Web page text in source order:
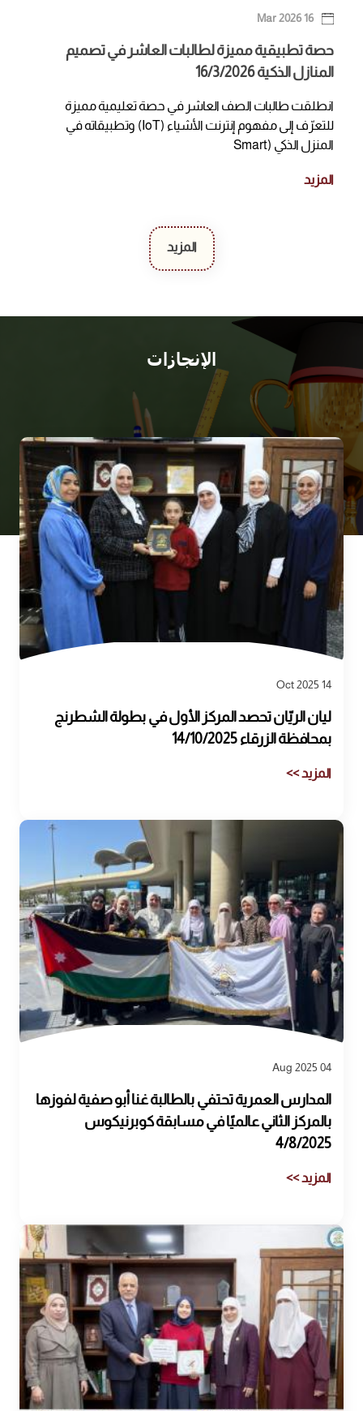
16 Mar 2026
حصة تطبيقية مميزة لطالبات العاشر في تصميم
المنازل الذكية 16/3/2026
انطلقت طالبات الصف العاشر في حصة تعليمية مميزة
للتعرّف إلى مفهوم إنترنت الأشياء (IoT) وتطبيقاته في
المنزل الذكي (Smart
المزيد
المزيد
الإنجازات
14 Oct 2025
ليان الريّان تحصد المركز الأول في بطولة الشطرنج
بمحافظة الزرقاء 14/10/2025
المزيد >>
04 Aug 2025
المدارس العمرية تحتفي بالطالبة غنا أبو صفية لفوزها
بالمركز الثاني عالميًا في مسابقة كوبرنيكوس
4/8/2025
المزيد >>